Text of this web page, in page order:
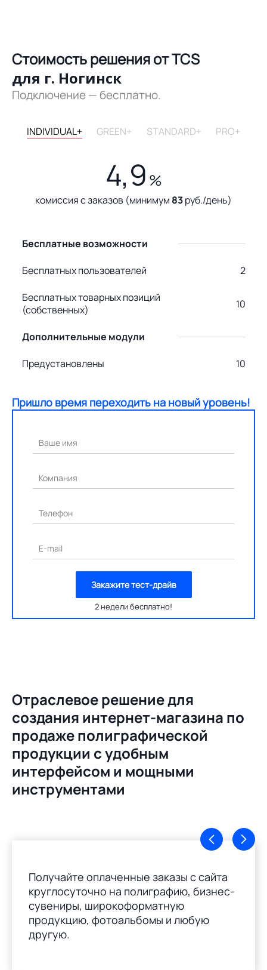
Стоимость решения от TCS
для г. Ногинск
Подключение — бесплатно.
INDIVIDUAL+ GREEN+ STANDARD+ PRO+
4,9 %
комиссия с заказов (минимум 83руб./день)
Бесплатные возможности
Бесплатных пользователей 2
Бесплатных товарных позиций
(собственных)
10
Дополнительные модули
Предустановлены 10
Пришло время переходить на новый уровень!
Ваше имя
Компания
Телефон
E-mail
Закажите тест-драйв
2 недели бесплатно!
Отраслевое решение для
создания интернет-магазина по
продаже полиграфической
продукции с удобным
интерфейсом и мощными
инструментами
Получайте оплаченные заказы с сайта
круглосуточно на полиграфию, бизнес-
сувениры, широкоформатную
продукцию, фотоальбомы и любую
другую.